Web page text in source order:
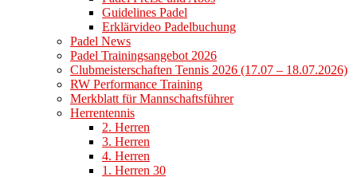
Guidelines Padel
Erklärvideo Padelbuchung
Padel News
Padel Trainingsangebot 2026
Clubmeisterschaften Tennis 2026 (17.07 – 18.07.2026)
RW Performance Training
Merkblatt für Mannschaftsführer
Herrentennis
2. Herren
3. Herren
4. Herren
1. Herren 30